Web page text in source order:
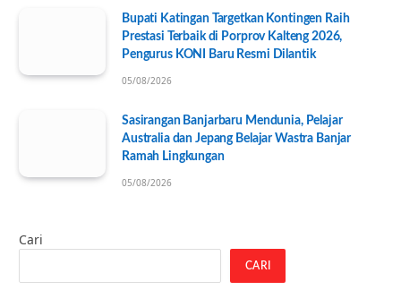
Bupati Katingan Targetkan Kontingen Raih
Prestasi Terbaik di Porprov Kalteng 2026,
Pengurus KONI Baru Resmi Dilantik
05/08/2026
Sasirangan Banjarbaru Mendunia, Pelajar
Australia dan Jepang Belajar Wastra Banjar
Ramah Lingkungan
05/08/2026
Cari
CARI